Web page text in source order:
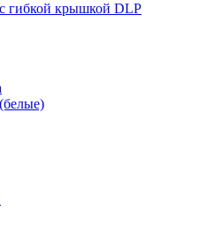
гибкой крышкой DLP